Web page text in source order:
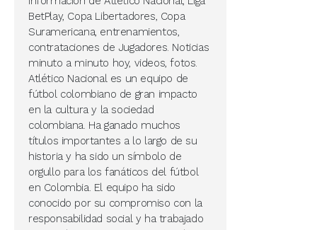
BetPlay, Copa Libertadores, Copa
Suramericana, entrenamientos,
contrataciones de Jugadores. Noticias
minuto a minuto hoy, videos, fotos.
Atlético Nacional es un equipo de
fútbol colombiano de gran impacto
en la cultura y la sociedad
colombiana. Ha ganado muchos
títulos importantes a lo largo de su
historia y ha sido un símbolo de
orgullo para los fanáticos del fútbol
en Colombia. El equipo ha sido
conocido por su compromiso con la
responsabilidad social y ha trabajado